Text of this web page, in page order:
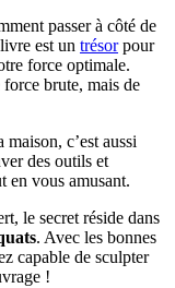
passer à côté de
est un trésorpour
force optimale.
force brute, mais de
c’est aussi
des outils et
en vous amusant.
le secret réside dans
. Avec les bonnes
capable de sculpter
!